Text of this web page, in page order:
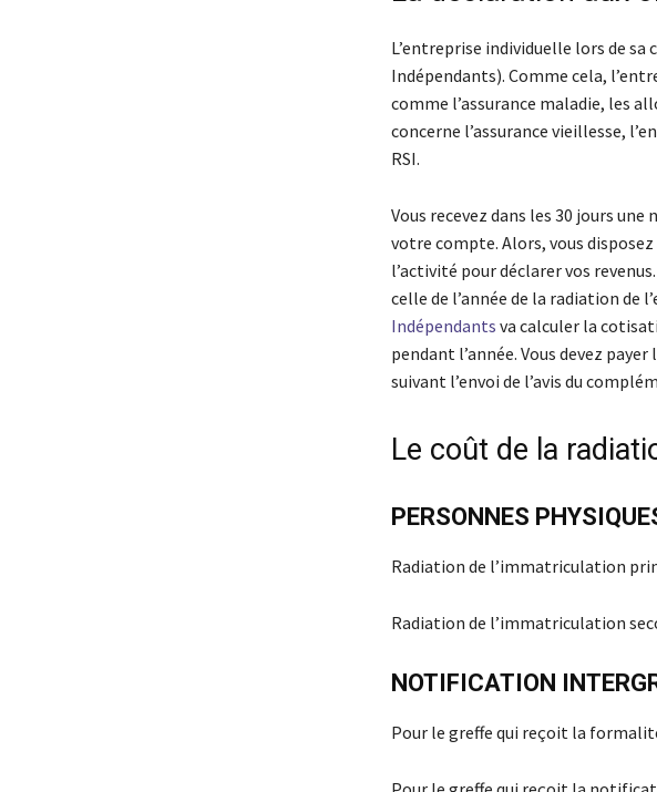
L’entreprise individuelle lors de sa
Indépendants). Comme cela,
comme l’assurance maladie, les
concerne l’assurance vieillesse,
RSI.
Vous recevez dans les 30 jours
votre compte. Alors, vous
l’activité pour déclarer vos
celle de l’année de la radiation de
Indépendants va calculer la
pendant l’année. Vous devez
suivant l’envoi de l’avis du
Le coût de la
PERSONNES
Radiation de l’immatriculation
Radiation de l’immatriculation
NOTIFICATION
Pour le greffe qui reçoit la